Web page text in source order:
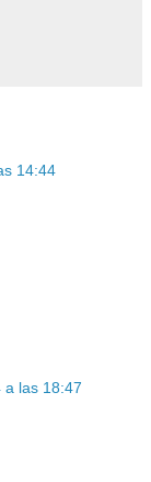
14:44
a las 18:47